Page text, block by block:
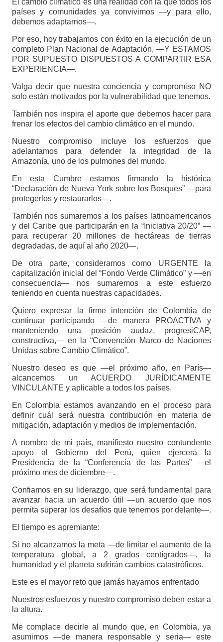
El cambio climático es una realidad con la que todos los
países y comunidades ya convivimos —y para ello,
debemos adaptarnos—.
Por eso, hoy trabajamos con éxito en la ejecución de un
completo Plan Nacional de Adaptación, —Y ESTAMOS
POR SUPUESTO DISPUESTOS A COMPARTIR ESA
EXPERIENCIA—.
Valga decir que nuestra conciencia y compromiso NO
solo están motivados por la vulnerabilidad que tenemos.
También nos inspira el aporte que debemos hacer para
frenar los efectos del cambio climático en el mundo.
Nuestro compromiso incluye los esfuerzos que
adelantamos para defender la integridad de la
Amazonía, uno de los pulmones del mundo.
En esta Cumbre estamos firmando la histórica
“Declaración de Nueva York sobre los Bosques” —para
protegerlos y restaurarlos—.
También nos sumaremos a los países latinoamericanos
y del Caribe que participarán en la “Iniciativa 20/20” —
para recuperar 20 millones de hectáreas de tierras
degradadas, de aquí al año 2020—.
De otra parte, consideramos como URGENTE la
capitalización inicial del “Fondo Verde Climático” y —en
consecuencia— nos sumaremos a este esfuerzo
teniendo en cuenta nuestras capacidades.
Quiero expresar la firme intención de Colombia de
continuar participando —de manera PROACTIVA y
manteniendo una posición audaz, progresiCAP,
constructiva,— en la “Convención Marco de Naciones
Unidas sobre Cambio Climático”.
Nuestro deseo es que —el próximo año, en París—
alcancemos un ACUERDO JURÍDICAMENTE
VINCULANTE y aplicable a todos los países.
En Colombia estamos avanzando en el proceso para
definir cuál será nuestra contribución en materia de
mitigación, adaptación y medios de implementación.
A nombre de mi país, manifiesto nuestro contundente
apoyo al Gobierno del Perú, quien ejercerá la
Presidencia de la “Conferencia de las Partes” —el
próximo mes de diciembre—.
Confiamos en su liderazgo, que será fundamental para
avanzar hacia un acuerdo útil —un acuerdo que nos
permita superar los desafíos que tenemos por delante—.
El tiempo es apremiante:
Si no alcanzamos la meta —de limitar el aumento de la
temperatura global, a 2 grados centígrados—, la
humanidad y el planeta sufrirán cambios catastróficos.
Este es el mayor reto que jamás hayamos enfrentado
Nuestros esfuerzos y nuestro compromiso deben estar a
la altura.
Me complace decirle al mundo que, en Colombia, ya
asumimos —de manera responsable y seria— este